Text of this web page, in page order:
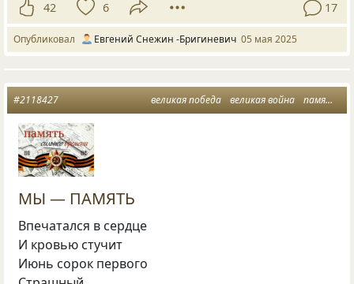
42 6 17
Опубликовал Евгений Снежин -Бригиневич 05 мая 2025
великая победа великая война память потомков
#2118427
МЫ — ПАМЯТЬ
Впечатался в сердце
И кровью стучит
Июнь сорок первого